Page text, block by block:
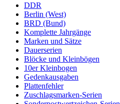
DDR
Berlin (West)
BRD (Bund)
Komplette Jahrgänge
Marken und Sätze
Dauerserien
Blöcke und Kleinbögen
10er Kleinbogen
Gedenkausgaben
Plattenfehler
Zuschlagsmarken-Serien